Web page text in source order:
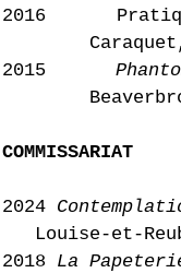
2016
Caraquet,
2015
Beaverbrook
COMMISSARIAT
2024
Louise-et-
2018 La